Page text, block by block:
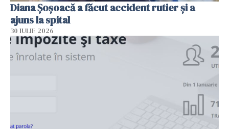
Diana Șoșoacă a făcut accident rutier și a
ajuns la spital
30 IULIE 2026